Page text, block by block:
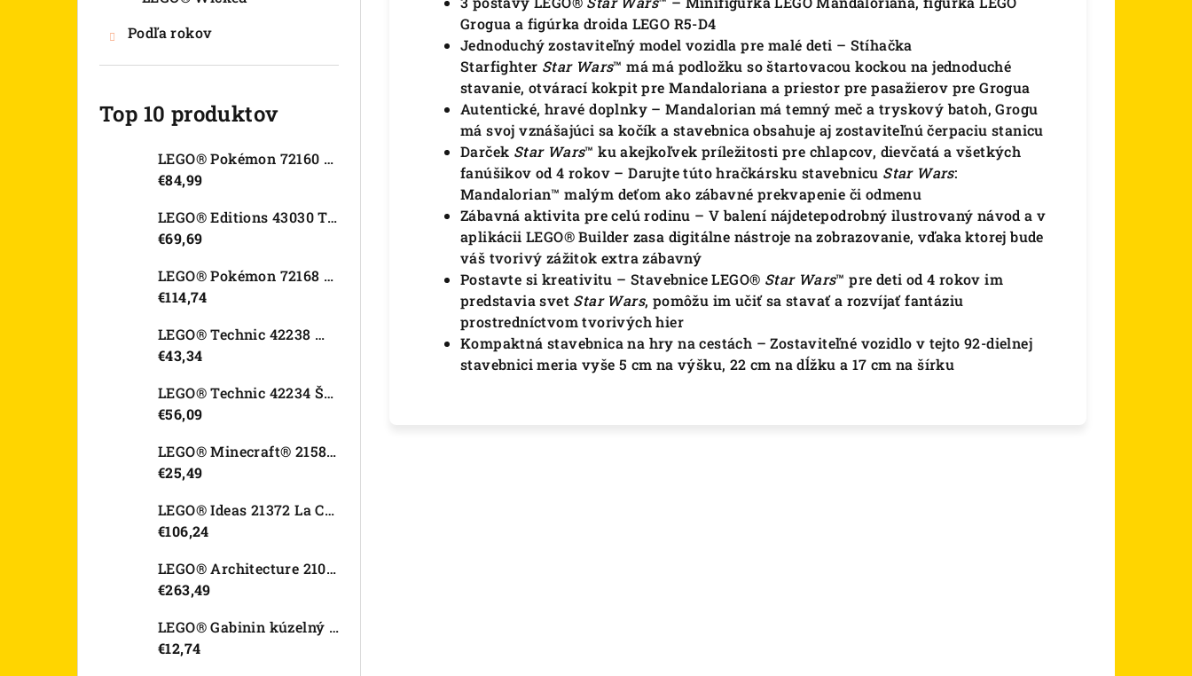
Podľa rokov
Top 10 produktov
LEGO® Pokémon 72160 Arcanine
€84,99
LEGO® Editions 43030 Tajná skrýša Olivie Rodrigo
€69,69
LEGO® Pokémon 72168 Rayquaza
€114,74
LEGO® Technic 42238 Motorka Ducati Desmo450 MX Factory
€43,34
LEGO® Technic 42234 Športové auto Dodge Viper GTS-R
€56,09
LEGO® Minecraft® 21582 Kurací džokej
€25,49
LEGO® Ideas 21372 La Catrina
€106,24
LEGO® Architecture 21067 Tower Bridge
€263,49
LEGO® Gabinin kúzelný domček 11212 Záhradný domček Víly mačičky
€12,74
Grogua a figúrka droida LEGO R5-D4
Jednoduchý zostaviteľný model vozidla pre malé deti – Stíhačka
Starfighter Star Wars™ má má podložku so štartovacou kockou na jednoduché
stavanie, otvárací kokpit pre Mandaloriana a priestor pre pasažierov pre Grogua
Autentické, hravé doplnky – Mandalorian má temný meč a tryskový batoh, Grogu
má svoj vznášajúci sa kočík a stavebnica obsahuje aj zostaviteľnú čerpaciu stanicu
Darček Star Wars™ ku akejkoľvek príležitosti pre chlapcov, dievčatá a všetkých
fanúšikov od 4 rokov – Darujte túto hračkársku stavebnicu Star Wars:
Mandalorian™ malým deťom ako zábavné prekvapenie či odmenu
Zábavná aktivita pre celú rodinu – V balení nájdetepodrobný ilustrovaný návod a v
aplikácii LEGO® Builder zasa digitálne nástroje na zobrazovanie, vďaka ktorej bude
váš tvorivý zážitok extra zábavný
Postavte si kreativitu – Stavebnice LEGO® Star Wars™ pre deti od 4 rokov im
predstavia svet Star Wars, pomôžu im učiť sa stavať a rozvíjať fantáziu
prostredníctvom tvorivých hier
Kompaktná stavebnica na hry na cestách – Zostaviteľné vozidlo v tejto 92-dielnej
stavebnici meria vyše 5 cm na výšku, 22 cm na dĺžku a 17 cm na šírku